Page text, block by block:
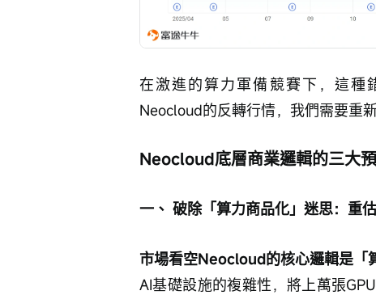
在激進的算力軍備競賽下，這種
Neocloud的反轉行情，我們需要重
Neocloud底層商業邏輯的三大
一、 破除「算力商品化」迷思：重
市場看空Neocloud的核心邏輯是「
AI基礎設施的複雜性，將上萬張